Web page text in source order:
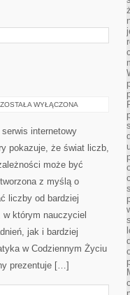
HISTORIA
ZOSTAŁA WYŁĄCZONA
internetowy
pokazuje, że świat liczb,
może być
z myślą o
liczby od bardziej
którym nauczyciel
jak i bardziej
w Codziennym Życiu
prezentuje […]